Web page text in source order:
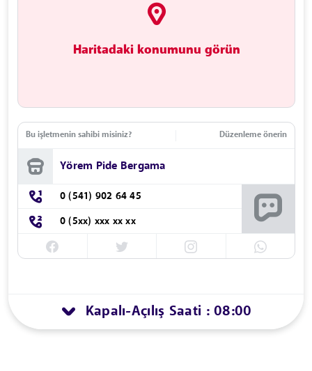
Haritadaki konumunu görün
Bu işletmenin sahibi misiniz? Düzenleme önerin
Yörem Pide Bergama
0 (541) 902 64 45
0 (5xx) xxx xx xx
Kapalı-Açılış Saati : 08:00